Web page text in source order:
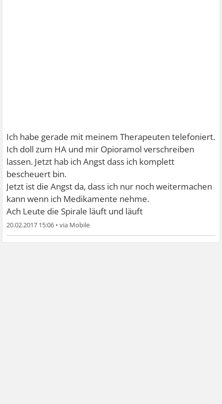
Ich habe gerade mit meinem Therapeuten telefoniert.
Ich doll zum HA und mir Opioramol verschreiben
lassen. Jetzt hab ich Angst dass ich komplett
bescheuert bin.
Jetzt ist die Angst da, dass ich nur noch weitermachen
kann wenn ich Medikamente nehme.
Ach Leute die Spirale läuft und läuft
20.02.2017 15:06 •